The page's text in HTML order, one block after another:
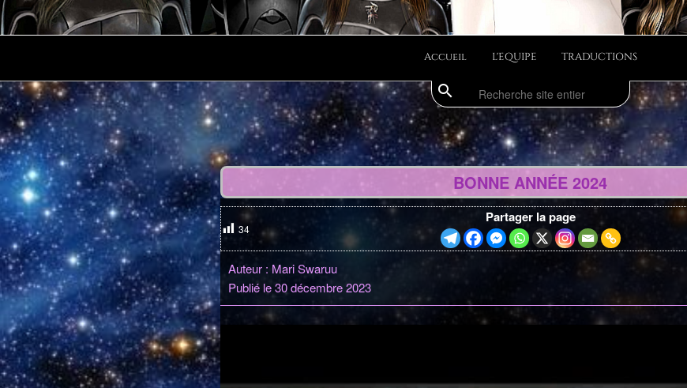
search Recherche
Accueil L'EQUIPE TRADUCTIONS
BONNE ANNÉE 2024
34
Partager la page
Auteur : Mari Swaruu
Publié le 30 décembre 2023